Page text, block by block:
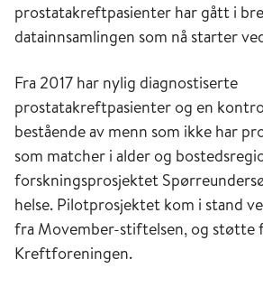
prostatakreftpasienter har gått i
datainnsamlingen som nå starter
Fra 2017 har nylig diagnostiserte
prostatakreftpasienter og en
bestående av menn som ikke har
som matcher i alder og
forskningsprosjektet
helse. Pilotprosjektet kom i stand
fra Movember-stiftelsen, og støtte
Kreftforeningen.